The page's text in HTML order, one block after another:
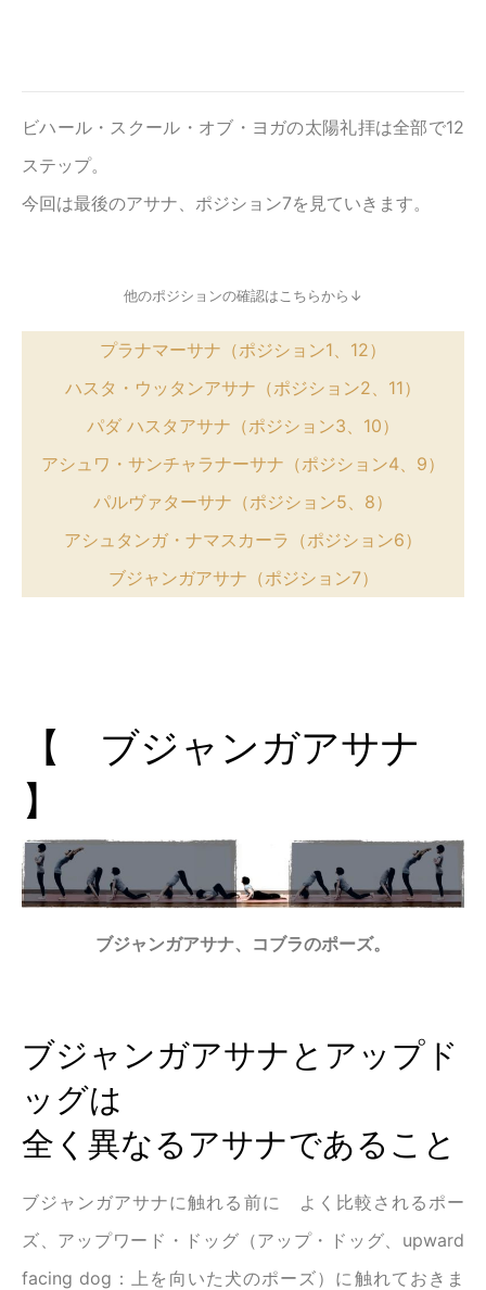
ビハール・スクール・オブ・ヨガの太陽礼拝は全部で12
ステップ。
今回は最後のアサナ、ポジション7を見ていきます。
他のポジションの確認はこちらから↓
プラナマーサナ（ポジション1、12）
ハスタ・ウッタンアサナ（ポジション2、11）
パダ ハスタアサナ（ポジション3、10）
アシュワ・サンチャラナーサナ（ポジション4、9）
パルヴァターサナ（ポジション5、8）
アシュタンガ・ナマスカーラ（ポジション6）
ブジャンガアサナ（ポジション7）
【 ブジャンガアサナ
】
ブジャンガアサナ、コブラのポーズ。
ブジャンガアサナとアップド
ッグは
全く異なるアサナであること
ブジャンガアサナに触れる前に よく比較されるポー
ズ、アップワード・ドッグ（アップ・ドッグ、upward
facing dog：上を向いた犬のポーズ）に触れておきま